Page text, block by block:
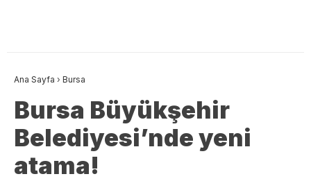
Ana Sayfa › Bursa
Bursa Büyükşehir
Belediyesi’nde yeni
atama!